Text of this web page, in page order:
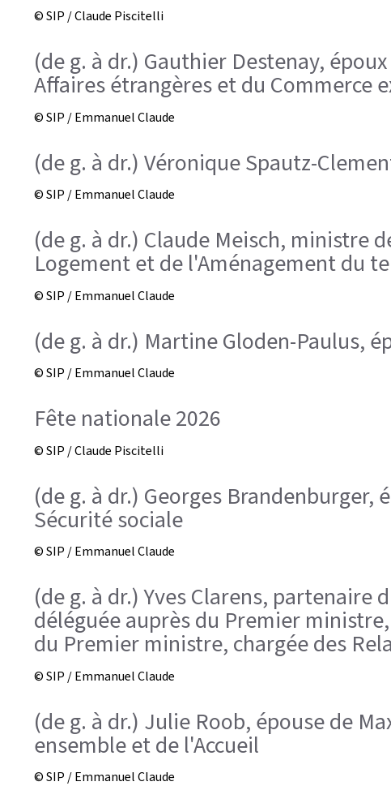
© SIP / Claude Piscitelli
(de g. à dr.) Gauthier Destenay,
Affaires étrangères et du Commerce
© SIP / Emmanuel Claude
(de g. à dr.) Véronique Spautz-
© SIP / Emmanuel Claude
(de g. à dr.) Claude Meisch, ministre
Logement et de l'Aménagement du
© SIP / Emmanuel Claude
(de g. à dr.) Martine Gloden-Paulus,
© SIP / Emmanuel Claude
Fête nationale 2026
© SIP / Claude Piscitelli
(de g. à dr.) Georges
Sécurité sociale
© SIP / Emmanuel Claude
(de g. à dr.) Yves Clarens,
déléguée auprès du Premier
du Premier ministre, chargée des
© SIP / Emmanuel Claude
(de g. à dr.) Julie Roob, épouse de
ensemble et de l'Accueil
© SIP / Emmanuel Claude